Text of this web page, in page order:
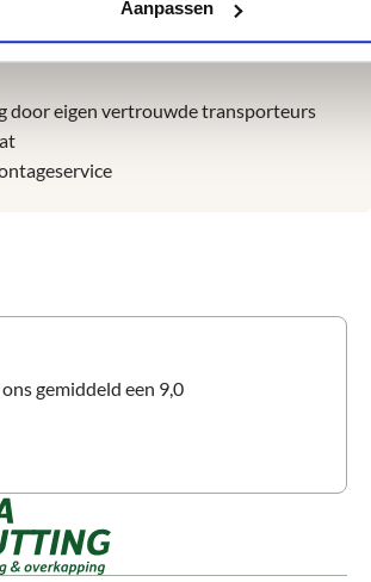
Aanpassen
schuttingen, overkappingen en
door eigen vertrouwde transporteurs
gemiddeld een 9,0